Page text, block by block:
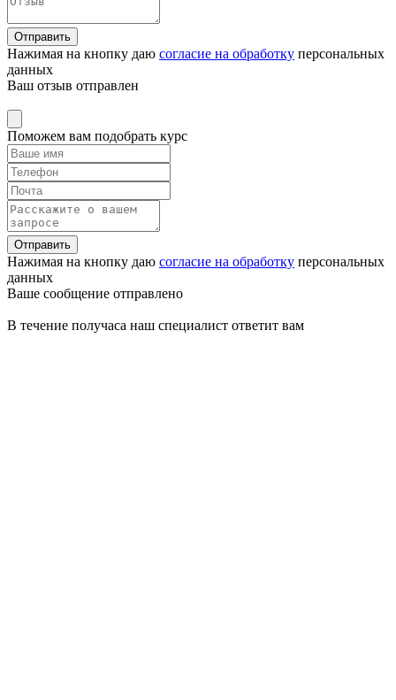
Отправить
Нажимая на кнопку даю согласие на обработку персональных
данных
Ваш отзыв отправлен
Поможем вам подобрать курс
Отправить
Нажимая на кнопку даю согласие на обработку персональных
данных
Ваше сообщение отправлено
В течение получаса наш специалист ответит вам